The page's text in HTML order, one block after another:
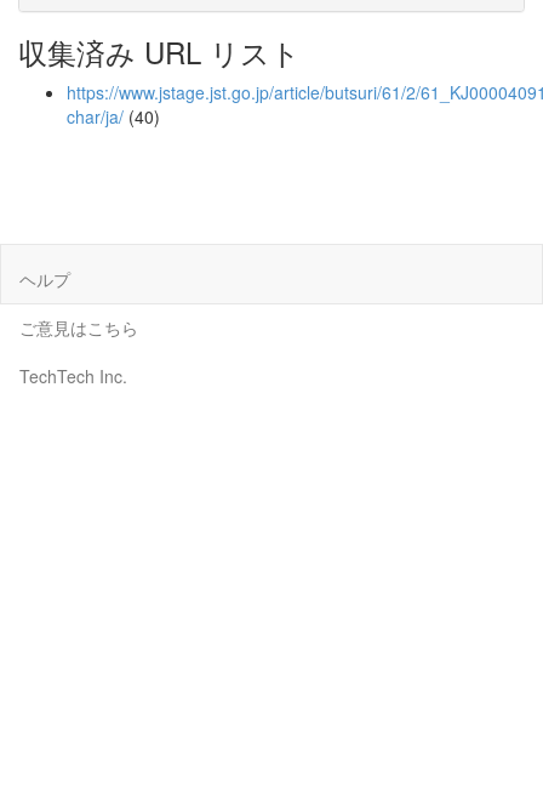
収集済み URL リスト
https://www.jstage.jst.go.jp/article/butsuri/61/2/
char/ja/ (40)
ヘルプ
ご意見はこちら
TechTech Inc.